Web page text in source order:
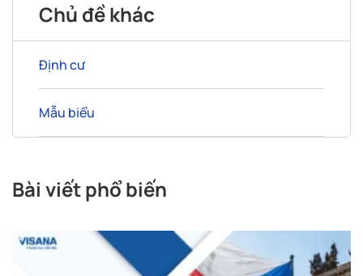
Chủ đề khác
Định cư
Mẫu biểu
Bài viết phổ biến